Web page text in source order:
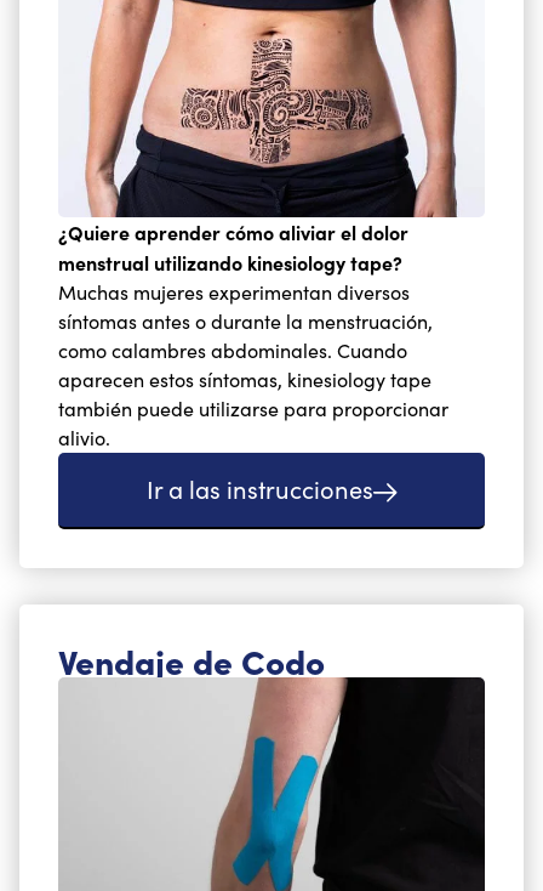
¿Quiere aprender cómo aliviar el dolor
menstrual utilizando kinesiology tape?
Muchas mujeres experimentan diversos
síntomas antes o durante la menstruación,
como calambres abdominales. Cuando
aparecen estos síntomas, kinesiology tape
también puede utilizarse para proporcionar
alivio.
Ir a las instrucciones
Vendaje de Codo